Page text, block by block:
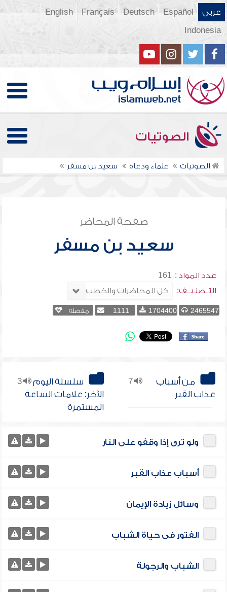
عربي Español
Deutsch
Français
English
Indonesia
الصوتيات
الصوتيات علماء ودعاة سعيد بن مسفر
صفحة المحاضر
سعيد بن مسفر
عدد المواد : 161
التــصنـيــف:
2465547
1704400
1111 مفضلة
7
من أسباب
عذاب القبر
3
سلسلة اليوم
الآخر: علامات الساعة
المستمرة
ولو ترى إذا وقفو على النار
أسباب عذاب القبر
وسائل زيادة الإيمان
الفتور فى حياة الشباب
الشباب والرجولة